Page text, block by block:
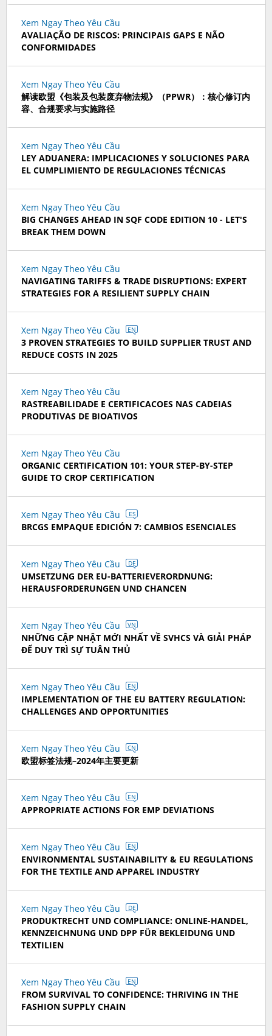
Xem Ngay Theo Yêu Cầu
AVALIAÇÃO DE RISCOS: PRINCIPAIS GAPS E NÃO
CONFORMIDADES
Xem Ngay Theo Yêu Cầu
解读欧盟《包装及包装废弃物法规》（PPWR）：核心修订内
容、合规要求与实施路径
Xem Ngay Theo Yêu Cầu
LEY ADUANERA: IMPLICACIONES Y SOLUCIONES PARA
EL CUMPLIMIENTO DE REGULACIONES TÉCNICAS
Xem Ngay Theo Yêu Cầu
BIG CHANGES AHEAD IN SQF CODE EDITION 10 - LET'S
BREAK THEM DOWN
Xem Ngay Theo Yêu Cầu
NAVIGATING TARIFFS & TRADE DISRUPTIONS: EXPERT
STRATEGIES FOR A RESILIENT SUPPLY CHAIN
Xem Ngay Theo Yêu Cầu EN
3 PROVEN STRATEGIES TO BUILD SUPPLIER TRUST AND
REDUCE COSTS IN 2025
Xem Ngay Theo Yêu Cầu
RASTREABILIDADE E CERTIFICACOES NAS CADEIAS
PRODUTIVAS DE BIOATIVOS
Xem Ngay Theo Yêu Cầu
ORGANIC CERTIFICATION 101: YOUR STEP-BY-STEP
GUIDE TO CROP CERTIFICATION
Xem Ngay Theo Yêu Cầu ES
BRCGS EMPAQUE EDICIÓN 7: CAMBIOS ESENCIALES
Xem Ngay Theo Yêu Cầu DE
UMSETZUNG DER EU-BATTERIEVERORDNUNG:
HERAUSFORDERUNGEN UND CHANCEN
Xem Ngay Theo Yêu Cầu VN
NHỮNG CẬP NHẬT MỚI NHẤT VỀ SVHCS VÀ GIẢI PHÁP
ĐỂ DUY TRÌ SỰ TUÂN THỦ
Xem Ngay Theo Yêu Cầu EN
IMPLEMENTATION OF THE EU BATTERY REGULATION:
CHALLENGES AND OPPORTUNITIES
Xem Ngay Theo Yêu Cầu CN
欧盟标签法规–2024年主要更新
Xem Ngay Theo Yêu Cầu EN
APPROPRIATE ACTIONS FOR EMP DEVIATIONS
Xem Ngay Theo Yêu Cầu EN
ENVIRONMENTAL SUSTAINABILITY & EU REGULATIONS
FOR THE TEXTILE AND APPAREL INDUSTRY
Xem Ngay Theo Yêu Cầu DE
PRODUKTRECHT UND COMPLIANCE: ONLINE-HANDEL,
KENNZEICHNUNG UND DPP FÜR BEKLEIDUNG UND
TEXTILIEN
Xem Ngay Theo Yêu Cầu EN
FROM SURVIVAL TO CONFIDENCE: THRIVING IN THE
FASHION SUPPLY CHAIN